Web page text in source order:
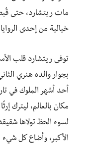
مات ريتشارد، حتى
خيالية من إحدى
أحد أشهر الملوك في
مكان بالعالم، ليترك
لسوء الحظ تولاها
الأكبر، وأضاع كل